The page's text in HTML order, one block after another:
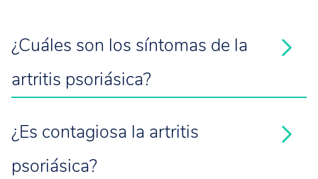
¿Cuáles son los síntomas de la
artritis psoriásica?
¿Es contagiosa la artritis
psoriásica?